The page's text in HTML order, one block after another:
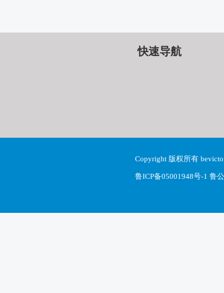
快速导航
Copyright 版权所有
鲁ICP备05001948号-1 鲁